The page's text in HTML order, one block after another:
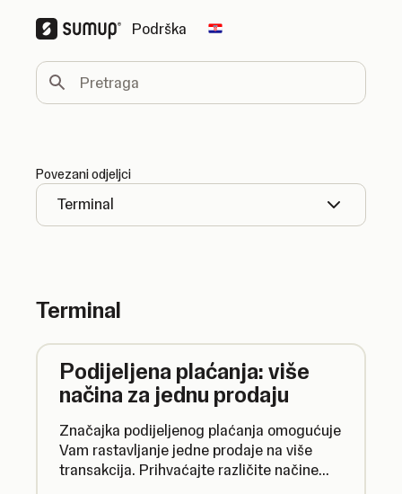
Podrška Change country
Pretraga
Povezani odjeljci
Terminal
Terminal
Podijeljena plaćanja: više
načina za jednu prodaju
Značajka podijeljenog plaćanja omogućuje
Vam rastavljanje jedne prodaje na više
transakcija. Prihvaćajte različite načine